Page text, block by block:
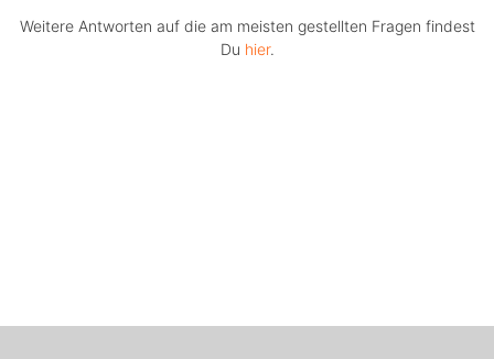
Weitere Antworten auf die am meisten gestellten Fragen findest
Du hier.